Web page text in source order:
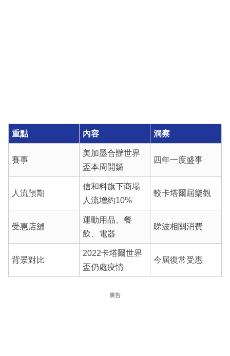
重點 內容 洞察
賽事
美加墨合辦世界
盃本周開鑼
四年一度盛事
人流預期
信和料旗下商場
人流增約10%
較卡塔爾屆樂觀
受惠店舖
運動用品、餐
飲、電器
睇波相關消費
背景對比
2022卡塔爾世界
盃仍處疫情
今屆復常受惠
廣告